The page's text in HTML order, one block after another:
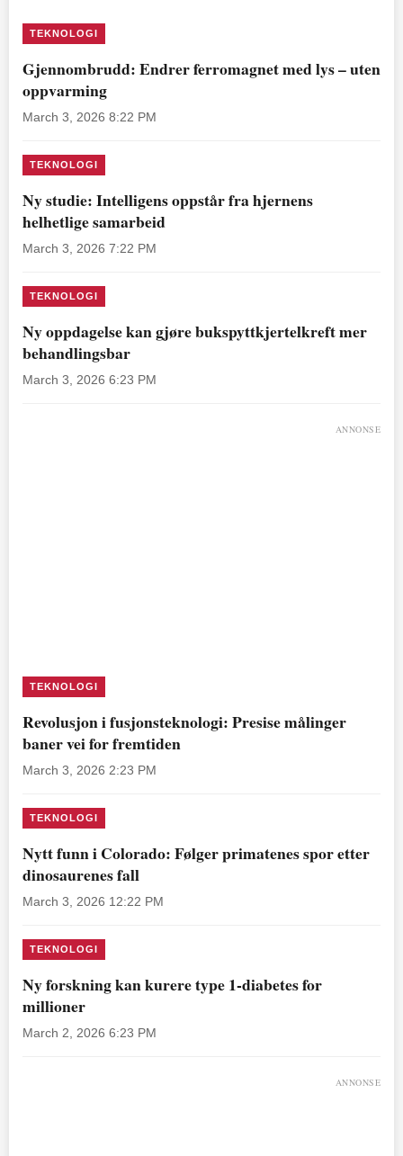
TEKNOLOGI
Gjennombrudd: Endrer ferromagnet med lys – uten
oppvarming
March 3, 2026 8:22 PM
TEKNOLOGI
Ny studie: Intelligens oppstår fra hjernens
helhetlige samarbeid
March 3, 2026 7:22 PM
TEKNOLOGI
Ny oppdagelse kan gjøre bukspyttkjertelkreft mer
behandlingsbar
March 3, 2026 6:23 PM
ANNONSE
TEKNOLOGI
Revolusjon i fusjonsteknologi: Presise målinger
baner vei for fremtiden
March 3, 2026 2:23 PM
TEKNOLOGI
Nytt funn i Colorado: Følger primatenes spor etter
dinosaurenes fall
March 3, 2026 12:22 PM
TEKNOLOGI
Ny forskning kan kurere type 1-diabetes for
millioner
March 2, 2026 6:23 PM
ANNONSE